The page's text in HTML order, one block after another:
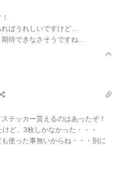
ばうれしいですけど…
待できなさそうですね…
テッカー貰えるのはあったぞ！
ど、3枚しかなかった・・・
使った事無いからね・・・別に